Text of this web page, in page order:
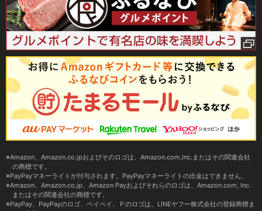
Amazon、Amazon.co.jpおよびそのロゴは、Amazon.com,Inc.またはその関連会社
の商標です。
PayPayマネーライトが付与されます。PayPayマネーライトの出金はできません。
Amazon、Amazon.co.jp、Amazon Payおよびそれらのロゴは、Amazon.com, Inc.
またはその関連会社の商標です。
PayPay、PayPayのロゴ、ペイペイ、Ｐのロゴは、LINEヤフー株式会社の登録商標ま